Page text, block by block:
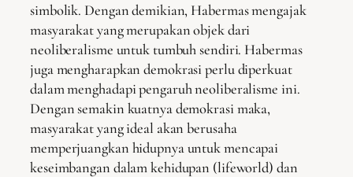
simbolik. Dengan demikian, Habermas mengajak
masyarakat yang merupakan objek dari
neoliberalisme untuk tumbuh sendiri. Habermas
juga mengharapkan demokrasi perlu diperkuat
dalam menghadapi pengaruh neoliberalisme ini.
Dengan semakin kuatnya demokrasi maka,
masyarakat yang ideal akan berusaha
memperjuangkan hidupnya untuk mencapai
keseimbangan dalam kehidupan (lifeworld) dan